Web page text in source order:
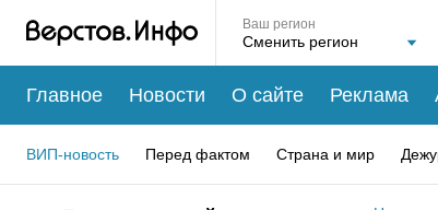
Ваш регион
Главное Новости О сайте Реклама
ВИП-новость Перед фактом Страна и мир